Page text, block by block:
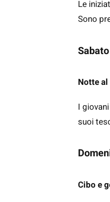
Le
Sono
Notte
I
suoi
Cibo e